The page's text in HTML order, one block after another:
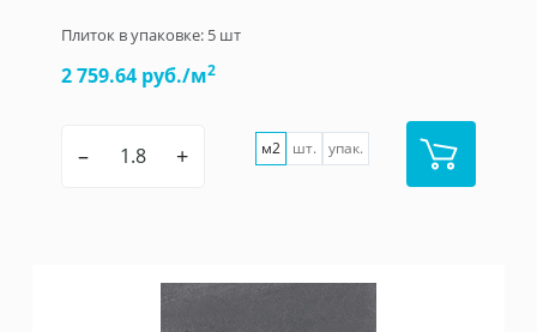
Плиток в упаковке: 5 шт
2 759.64 руб./м2
– + м2 шт. упак.